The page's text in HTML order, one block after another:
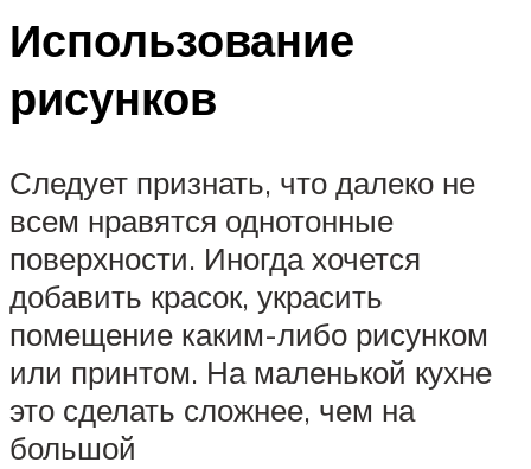
Использование
рисунков
Следует признать, что далеко не
всем нравятся однотонные
поверхности. Иногда хочется
добавить красок, украсить
помещение каким-либо рисунком
или принтом. На маленькой кухне
это сделать сложнее, чем на
большой